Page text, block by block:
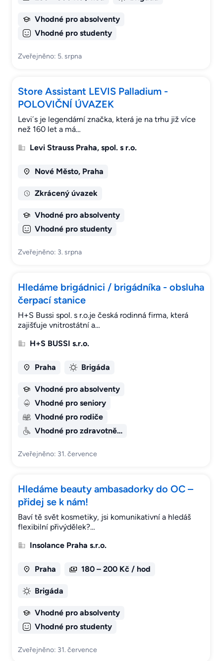
Vhodné pro absolventy
Vhodné pro studenty
Zveřejněno: 5. srpna
Store Assistant LEVIS Palladium -
POLOVIČNÍ ÚVAZEK
Levi´s je legendární značka, která je na trhu již více
než 160 let a má…
Levi Strauss Praha, spol. s r.o.
Nové Město, Praha
Zkrácený úvazek
Vhodné pro absolventy
Vhodné pro studenty
Zveřejněno: 3. srpna
Hledáme brigádnici / brigádníka - obsluha
čerpací stanice
H+S Bussi spol. s r.o.je česká rodinná firma, která
zajišťuje vnitrostátní a…
H+S BUSSI s.r.o.
Praha Brigáda
Vhodné pro absolventy
Vhodné pro seniory
Vhodné pro rodiče
Vhodné pro zdravotně…
Zveřejněno: 31. července
Hledáme beauty ambasadorky do OC –
přidej se k nám!
Baví tě svět kosmetiky, jsi komunikativní a hledáš
flexibilní přivýdělek?…
Insolance Praha s.r.o.
Praha 180 – 200 Kč / hod
Brigáda
Vhodné pro absolventy
Vhodné pro studenty
Zveřejněno: 31. července